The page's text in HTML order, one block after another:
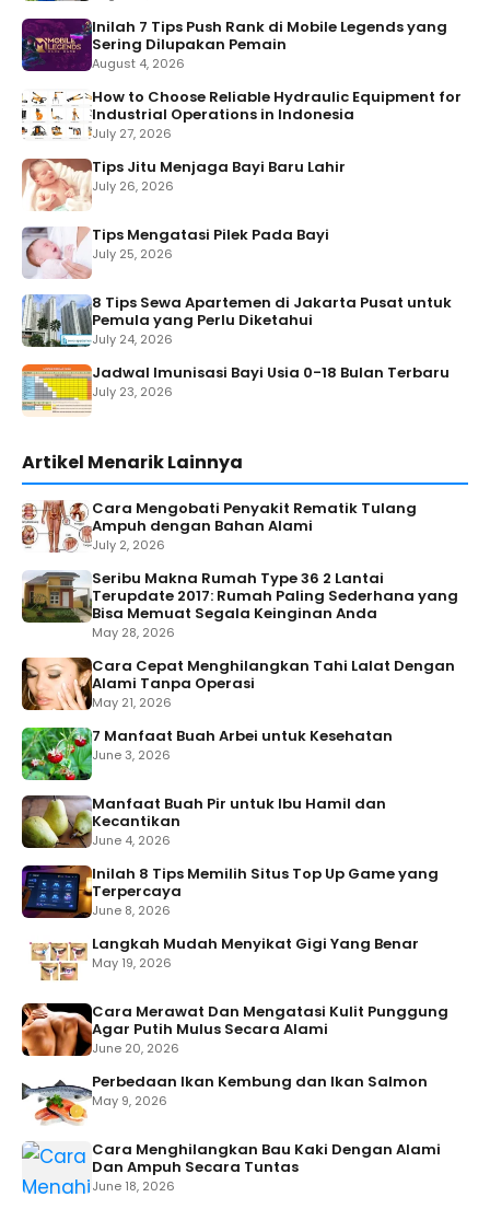
Inilah 7 Tips Push Rank di Mobile Legends yang
Sering Dilupakan Pemain
August 4, 2026
How to Choose Reliable Hydraulic Equipment for
Industrial Operations in Indonesia
July 27, 2026
Tips Jitu Menjaga Bayi Baru Lahir
July 26, 2026
Tips Mengatasi Pilek Pada Bayi
July 25, 2026
8 Tips Sewa Apartemen di Jakarta Pusat untuk
Pemula yang Perlu Diketahui
July 24, 2026
Jadwal Imunisasi Bayi Usia 0-18 Bulan Terbaru
July 23, 2026
Artikel Menarik Lainnya
Cara Mengobati Penyakit Rematik Tulang
Ampuh dengan Bahan Alami
July 2, 2026
Seribu Makna Rumah Type 36 2 Lantai
Terupdate 2017: Rumah Paling Sederhana yang
Bisa Memuat Segala Keinginan Anda
May 28, 2026
Cara Cepat Menghilangkan Tahi Lalat Dengan
Alami Tanpa Operasi
May 21, 2026
7 Manfaat Buah Arbei untuk Kesehatan
June 3, 2026
Manfaat Buah Pir untuk Ibu Hamil dan
Kecantikan
June 4, 2026
Inilah 8 Tips Memilih Situs Top Up Game yang
Terpercaya
June 8, 2026
Langkah Mudah Menyikat Gigi Yang Benar
May 19, 2026
Cara Merawat Dan Mengatasi Kulit Punggung
Agar Putih Mulus Secara Alami
June 20, 2026
Perbedaan Ikan Kembung dan Ikan Salmon
May 9, 2026
Cara Menghilangkan Bau Kaki Dengan Alami
Dan Ampuh Secara Tuntas
June 18, 2026